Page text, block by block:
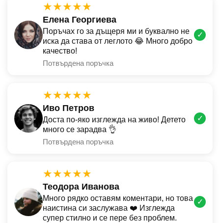
★★★★★
Елена Георгиева
Поръчах го за дъщеря ми и буквално не
иска да става от леглото 😂 Много добро
качество!
Потвърдена поръчка
✓
★★★★★
Иво Петров
Доста по-яко изглежда на живо! Детето
много се зарадва 👌
Потвърдена поръчка
✓
★★★★★
Теодора Иванова
Много рядко оставям коментари, но това
наистина си заслужава ❤️ Изглежда
супер стилно и се пере без проблем.
✓